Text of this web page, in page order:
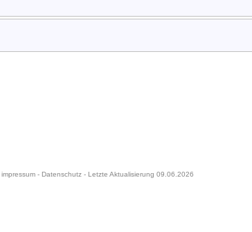
impressum- Datenschutz- Letzte Aktualisierung 09.06.2026